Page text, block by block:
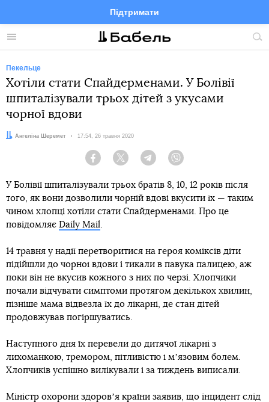
Меню
Підтримати
FacebookTelegramTwitter
Пекельце
Хотіли стати Спайдерменами. У Болівії
шпиталізували трьох дітей з укусами
чорної вдови
Автор:
Ангеліна Шеремет Дата:
17:54, 26 травня 2020
Facebook Twitter Telegram
У Болівії шпиталізували трьох братів 8, 10, 12 років після
того, як вони дозволили чорній вдові вкусити їх — таким
чином хлопці хотіли стати Спайдерменами. Про це
повідомляє Daily Mail.
14 травня у надії перетворитися на героя коміксів діти
підійшли до чорної вдови і тикали в павука палицею, аж
поки він не вкусив кожного з них по черзі. Хлопчики
почали відчувати симптоми протягом декількох хвилин,
пізніше мама відвезла їх до лікарні, де стан дітей
продовжував погіршуватись.
Наступного дня їх перевели до дитячої лікарні з
лихоманкою, тремором, пітливістю і мʼязовим болем.
Хлопчиків успішно вилікували і за тиждень виписали.
Міністр охорони здоровʼя країни заявив, що інцидент слід